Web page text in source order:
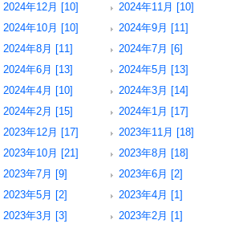
2024年12月 [10]
2024年11月 [10]
2024年10月 [10]
2024年9月 [11]
2024年8月 [11]
2024年7月 [6]
2024年6月 [13]
2024年5月 [13]
2024年4月 [10]
2024年3月 [14]
2024年2月 [15]
2024年1月 [17]
2023年12月 [17]
2023年11月 [18]
2023年10月 [21]
2023年8月 [18]
2023年7月 [9]
2023年6月 [2]
2023年5月 [2]
2023年4月 [1]
2023年3月 [3]
2023年2月 [1]